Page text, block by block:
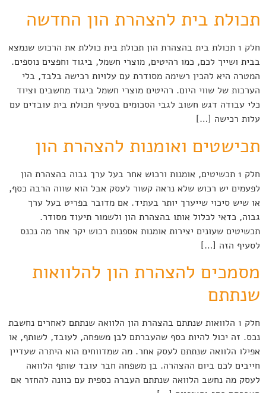
תכולת בית להצהרת הון החדשה
חלק 1 תכולת בית בהצהרת הון תכולת בית כוללת את הרכוש שנמצא
בבית ושייך לכם, כמו רהיטים, מוצרי חשמל, ביגוד וחפצים נוספים.
המטרה היא להכין רשימה מסודרת עם עלויות רכישה בלבד, בלי
הערכות של שווי היום. רהיטים מוצרי חשמל ביגוד מחשבים וציוד
כלי עבודה דגש חשוב לגבי הסכומים בסעיף תכולת בית עובדים עם
עלות רכישה […]
תכישטים ואומנות להצהרת הון
חלק 1 תכשיטים, אומנות ורכוש אחר בעל ערך גבוה בהצהרת הון
לפעמים יש רכוש שלא נראה קשור לעסק אבל הוא שווה הרבה כסף,
או שיש סיכוי שייערך יותר בעתיד. אם מדובר בפריט בעל ערך
גבוה, כדאי לכלול אותו בהצהרת הון ולשמור תיעוד מסודר.
תכשיטים שעונים יצירות אומנות אספנות רכוש יקר אחר מה נכנס
לסעיף הזה […]
מסמכים להצהרת הון להלוואות
שנתתם
חלק 1 הלוואות שנתתם בהצהרת הון הלוואה שנתתם לאחרים נחשבת
נכס. זה יכול להיות כסף שהעברתם לבן משפחה, לעובד, לשותף, או
אפילו הלוואה שנתתם לעסק אחר. מה שמדווחים הוא היתרה שעדיין
חייבים לכם ביום ההצהרה. בן משפחה חבר עובד שותף הלוואה
לעסק מה נחשב הלוואה שנתתם העברה כספית עם כוונה להחזר אם